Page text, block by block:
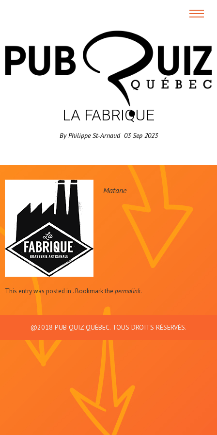
LA FABRIQUE
ByPhilippe St-Arnaud 03 Sep 2023
Matane
This entry was posted in . Bookmark the permalink.
@2018 PUB QUIZ QUÉBEC. TOUS DROITS RÉSERVÉS.